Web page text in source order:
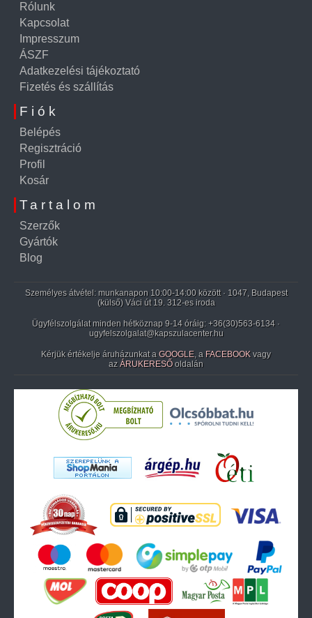
Rólunk
Kapcsolat
Impresszum
ÁSZF
Adatkezelési tájékoztató
Fizetés és szállítás
Fiók
Belépés
Regisztráció
Profil
Kosár
Tartalom
Szerzők
Gyártók
Blog
Személyes átvétel: munkanapon 10:00-14:00 között · 1047, Budapest
(külső) Váci út 19. 312-es iroda
Ügyfélszolgálat minden hétköznap 9-14 óráig: +36(30)563-6134 ·
ugyfelszolgalat@kapszulacenter.hu
Kérjük értékelje áruházunkat a GOOGLE, a FACEBOOK vagy
az ÁRUKERESŐ oldalán